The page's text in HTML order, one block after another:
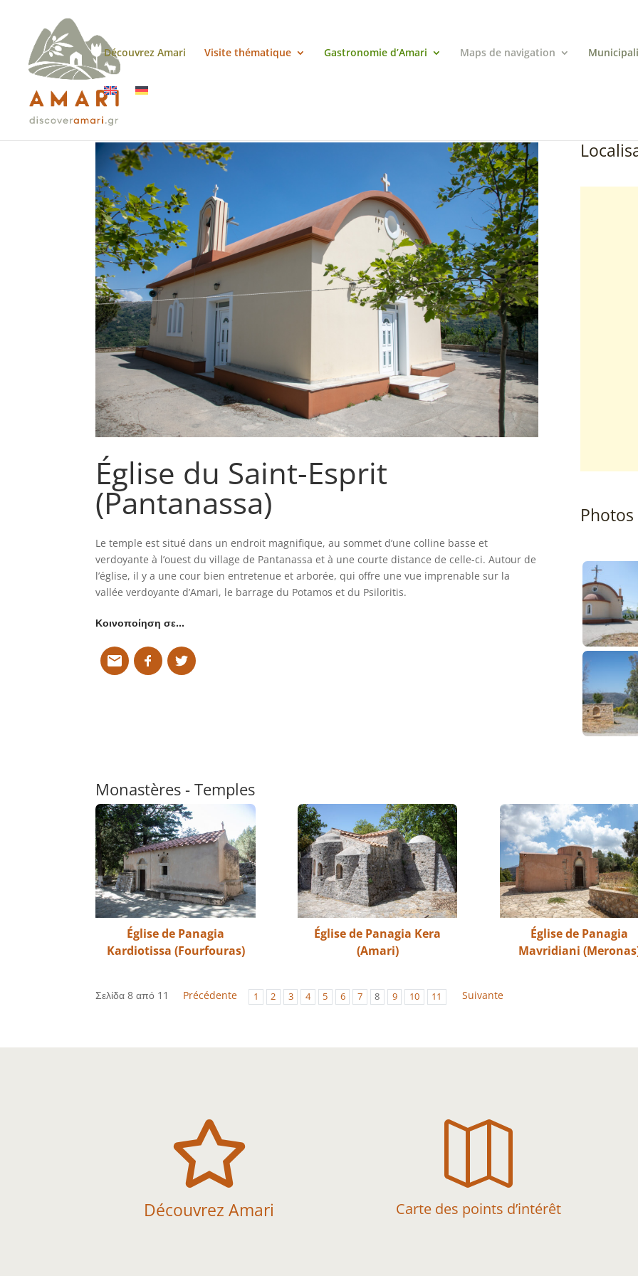
Découvrez Amari Visite thématique Gastronomie d’Amari Maps de navigation
Église du Saint-Esprit
(Pantanassa)
Le temple est situé dans un endroit magnifique, au sommet d’une colline basse et
verdoyante à l’ouest du village de Pantanassa et à une courte distance de celle-ci. Autour de
l’église, il y a une cour bien entretenue et arborée, qui offre une vue imprenable sur la
vallée verdoyante d’Amari, le barrage du Potamos et du Psiloritis.
Κοινοποίηση σε…
Photos
Monastères - Temples
Église de Panagia
Kardiotissa (Fourfouras)
Église de Panagia Kera
(Amari)
Église de Panagia
Mavridiani
Σελίδα 8 από 11 Précédente 1 2 3 4 5 6 7 8 9 10 11 Suivante

Découvrez Amari

Carte des points d’intérêt